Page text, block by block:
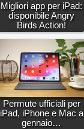
Migliori app per iPad:
disponibile Angry
Birds Action!
Permute ufficiali per
iPad, iPhone e Mac a
gennaio…